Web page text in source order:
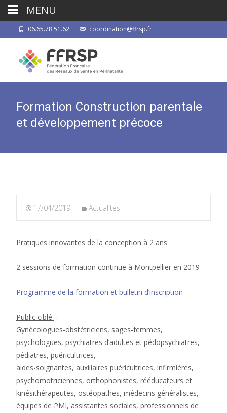
06.65.78.51.62 coordination@ffrsp.fr
Formation Construction parentale
et développement précoce
17/04/2019 Actualités
Pratiques innovantes de la conception à 2 ans
2 sessions de formation continue à Montpellier en 2019
Programme de la formation et bulletin d’inscription
Public ciblé :
Gynécologues-obstétriciens, sages-femmes,
psychologues, psychiatres d’adultes et pédopsychiatres,
pédiatres, puéricultrices,
aides-soignantes, auxiliaires puéricultrices, infirmières,
psychomotriciennes, orthophonistes, rééducateurs et
kinésithérapeutes, ostéopathes, médecins généralistes,
équipes de PMI, assistantes sociales, professionnels de
MENU